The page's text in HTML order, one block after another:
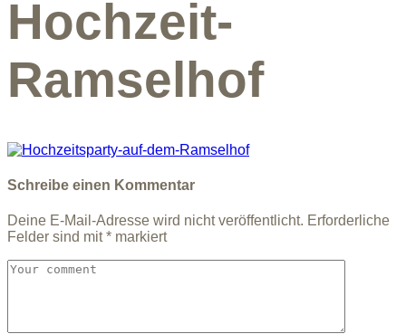
Hochzeit-
Ramselhof
Schreibe einen Kommentar
Deine E-Mail-Adresse wird nicht veröffentlicht. Erforderliche
Felder sind mit* markiert